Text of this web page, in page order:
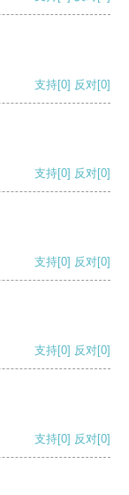
支持[0] 反对[0]
支持[0] 反对[0]
支持[0] 反对[0]
支持[0] 反对[0]
支持[0] 反对[0]